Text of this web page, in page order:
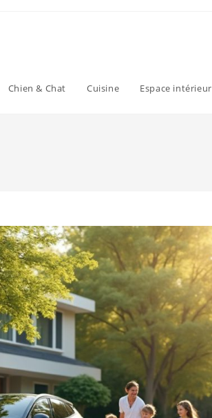
Chien & Chat Cuisine Espace intérieur